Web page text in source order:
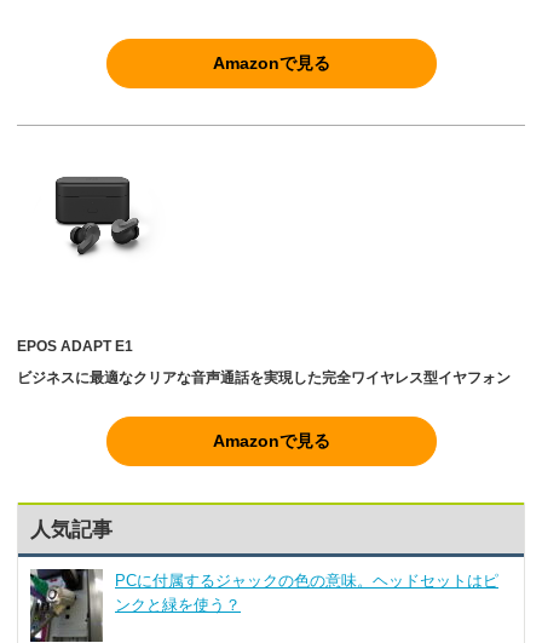
Amazonで見る
EPOS ADAPT E1
ビジネスに最適なクリアな音声通話を実現した完全ワイヤレス型イヤフォン
Amazonで見る
人気記事
PCに付属するジャックの色の意味。ヘッドセットはピ
ンクと緑を使う？